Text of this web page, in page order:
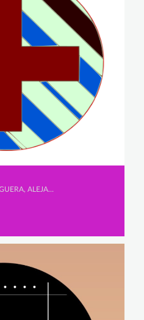
Secundaria, DAVID AZOFRA HIGUERA, ALEJANDRO BLANCO GARCÍA y HÉCTOR HERNÁNDEZ CRISTÓBAL